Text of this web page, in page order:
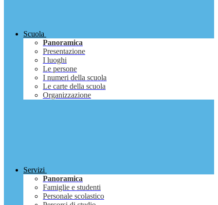
Scuola
Panoramica
Presentazione
I luoghi
Le persone
I numeri della scuola
Le carte della scuola
Organizzazione
Servizi
Panoramica
Famiglie e studenti
Personale scolastico